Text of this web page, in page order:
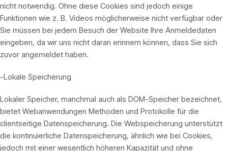
nicht notwendig. Ohne diese Cookies sind jedoch einige
Funktionen wie z. B. Videos möglicherweise nicht verfügbar oder
Sie müssen bei jedem Besuch der Website Ihre Anmeldedaten
eingeben, da wir uns nicht daran erinnern können, dass Sie sich
zuvor angemeldet haben.
-Lokale Speicherung
Lokaler Speicher, manchmal auch als DOM-Speicher bezeichnet,
bietet Webanwendungen Methoden und Protokolle für die
clientseitige Datenspeicherung. Die Webspeicherung unterstützt
die kontinuierliche Datenspeicherung, ähnlich wie bei Cookies,
jedoch mit einer wesentlich höheren Kapazität und ohne